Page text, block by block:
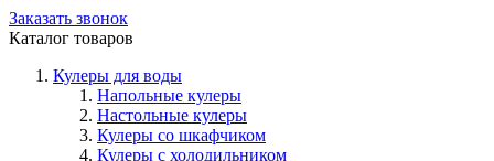
Заказать звонок
Каталог товаров
Кулеры для воды
Напольные кулеры
Настольные кулеры
Кулеры со шкафчиком
Кулеры с холодильником